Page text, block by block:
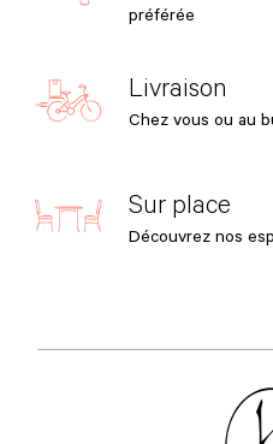
préférée
Livraison
Chez vous ou au
Sur place
Découvrez nos